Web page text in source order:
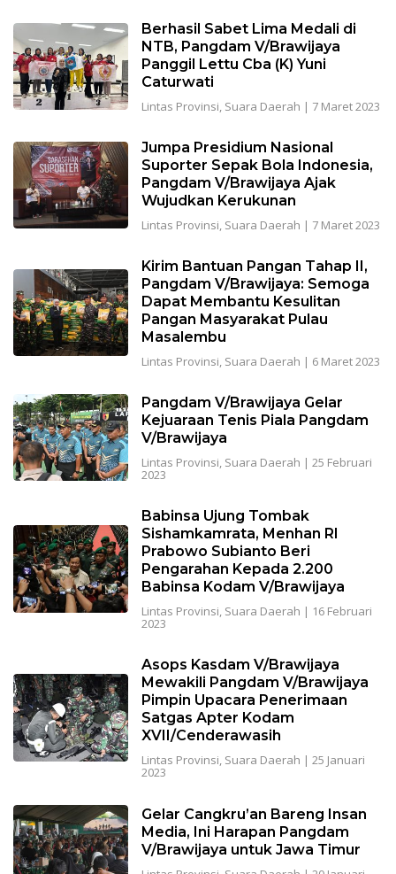
Berhasil Sabet Lima Medali di
NTB, Pangdam V/Brawijaya
Panggil Lettu Cba (K) Yuni
Caturwati
Lintas Provinsi, Suara Daerah | 7 Maret 2023
Jumpa Presidium Nasional
Suporter Sepak Bola Indonesia,
Pangdam V/Brawijaya Ajak
Wujudkan Kerukunan
Lintas Provinsi, Suara Daerah | 7 Maret 2023
Kirim Bantuan Pangan Tahap II,
Pangdam V/Brawijaya: Semoga
Dapat Membantu Kesulitan
Pangan Masyarakat Pulau
Masalembu
Lintas Provinsi, Suara Daerah | 6 Maret 2023
Pangdam V/Brawijaya Gelar
Kejuaraan Tenis Piala Pangdam
V/Brawijaya
Lintas Provinsi, Suara Daerah | 25 Februari
2023
Babinsa Ujung Tombak
Sishamkamrata, Menhan RI
Prabowo Subianto Beri
Pengarahan Kepada 2.200
Babinsa Kodam V/Brawijaya
Lintas Provinsi, Suara Daerah | 16 Februari
2023
Asops Kasdam V/Brawijaya
Mewakili Pangdam V/Brawijaya
Pimpin Upacara Penerimaan
Satgas Apter Kodam
XVII/Cenderawasih
Lintas Provinsi, Suara Daerah | 25 Januari
2023
Gelar Cangkru’an Bareng Insan
Media, Ini Harapan Pangdam
V/Brawijaya untuk Jawa Timur